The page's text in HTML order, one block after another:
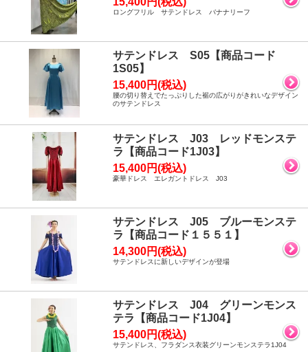
ロングフリル サテンドレス バナナリーフ
サテンドレス S05【商品コード
1S05】
15,400円(税込)
腰の切り替えでたっぷりした裾の広がりがきれいなデザイン
のサテンドレス
サテンドレス J03 レッドモンステ
ラ【商品コード1J03】
15,400円(税込)
豪華ドレス エレガントドレス J03
サテンドレス J05 ブルーモンステ
ラ【商品コード１５５１】
14,300円(税込)
サテンドレスに新しいデザインが登場
サテンドレス J04 グリーンモンス
テラ【商品コード1J04】
15,400円(税込)
サテンドレス、フラダンス衣装グリーンモンステラ1J04